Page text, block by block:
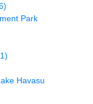
Park
Havasu